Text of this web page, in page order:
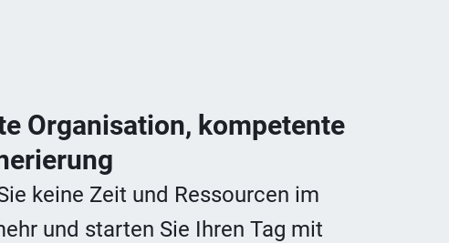
Organisation, kompetente
keine Zeit und Ressourcen im
und starten Sie Ihren Tag mit